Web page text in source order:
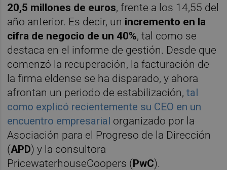
20,5 millones de euros, frente a los 14,55 del
año anterior. Es decir, un incremento en la
cifra de negocio de un 40%, tal como se
destaca en el informe de gestión. Desde que
comenzó la recuperación, la facturación de
la firma eldense se ha disparado, y ahora
afrontan un periodo de estabilización,tal
como explicó recientemente su CEO en un
encuentro empresarial organizado por la
Asociación para el Progreso de la Dirección
(APD) y la consultora
PricewaterhouseCoopers (PwC).